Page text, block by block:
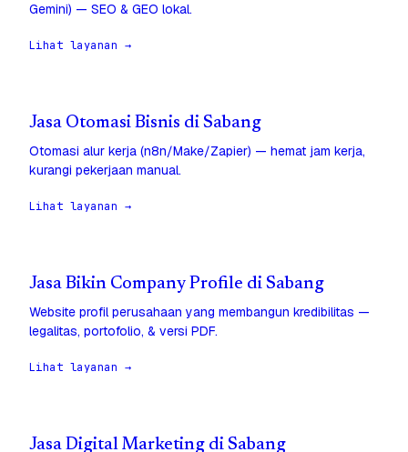
Gemini) — SEO & GEO lokal.
Lihat layanan →
Jasa Otomasi Bisnis di Sabang
Otomasi alur kerja (n8n/Make/Zapier) — hemat jam kerja,
kurangi pekerjaan manual.
Lihat layanan →
Jasa Bikin Company Profile di Sabang
Website profil perusahaan yang membangun kredibilitas —
legalitas, portofolio, & versi PDF.
Lihat layanan →
Jasa Digital Marketing di Sabang